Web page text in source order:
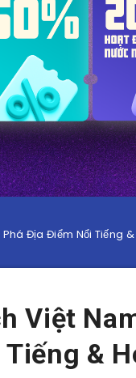
Địa Điểm Nổi Tiếng
Việt
&